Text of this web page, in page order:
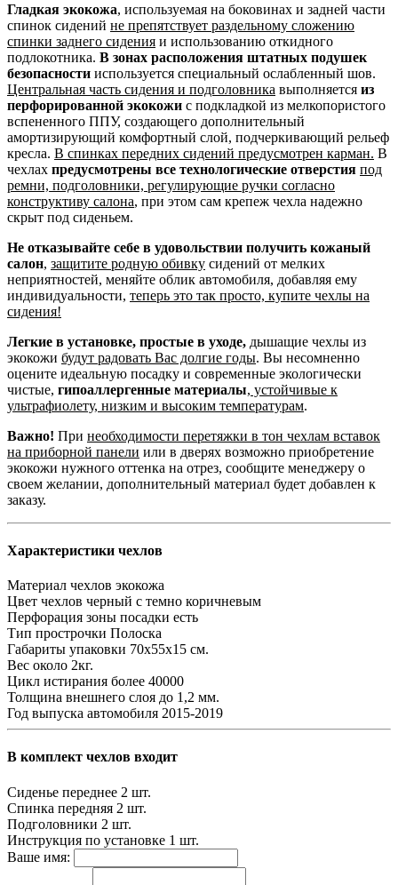
Гладкая экокожа, используемая на боковинах и задней части
спинок сидений не препятствует раздельному сложению
спинки заднего сидения и использованию откидного
подлокотника. В зонах расположения штатных подушек
безопасности используется специальный ослабленный шов.
Центральная часть сидения и подголовника выполняется из
перфорированной экокожи с подкладкой из мелкопористого
вспененного ППУ, создающего дополнительный
амортизирующий комфортный слой, подчеркивающий рельеф
кресла. В спинках передних сидений предусмотрен карман. В
чехлах предусмотрены все технологические отверстия под
ремни, подголовники, регулирующие ручки согласно
конструктиву салона, при этом сам крепеж чехла надежно
скрыт под сиденьем.
Не отказывайте себе в удовольствии получить кожаный
салон, защитите родную обивку сидений от мелких
неприятностей, меняйте облик автомобиля, добавляя ему
индивидуальности, теперь это так просто, купите чехлы на
сидения!
Легкие в установке, простые в уходе, дышащие чехлы из
экокожи будут радовать Вас долгие годы. Вы несомненно
оцените идеальную посадку и современные экологически
чистые, гипоаллергенные материалы, устойчивые к
ультрафиолету, низким и высоким температурам.
Важно! При необходимости перетяжки в тон чехлам вставок
на приборной панели или в дверях возможно приобретение
экокожи нужного оттенка на отрез, сообщите менеджеру о
своем желании, дополнительный материал будет добавлен к
заказу.
Характеристики чехлов
Материал чехлов экокожа
Цвет чехлов черный с темно коричневым
Перфорация зоны посадки есть
Тип прострочки Полоска
Габариты упаковки 70х55х15 см.
Вес около 2кг.
Цикл истирания более 40000
Толщина внешнего слоя до 1,2 мм.
Год выпуска автомобиля 2015-2019
В комплект чехлов входит
Сиденье переднее 2 шт.
Спинка передняя 2 шт.
Подголовники 2 шт.
Инструкция по установке 1 шт.
Ваше имя: